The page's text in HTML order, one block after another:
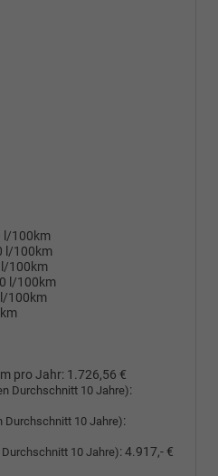
l/100km
l/100km
l/100km
l/100km
100km
pro Jahr: 1.726,56 €
Durchschnitt 10 Jahre):
Durchschnitt 10 Jahre):
Durchschnitt 10 Jahre):4.917,- €